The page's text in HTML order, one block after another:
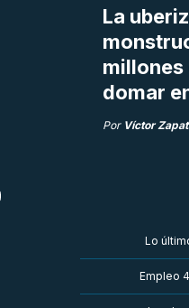
La
millones
domar
Por Víctor
Lo
Empleo